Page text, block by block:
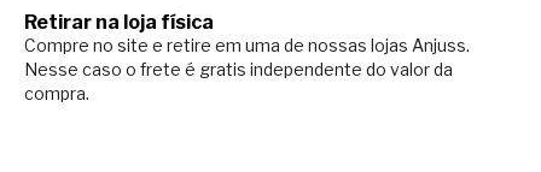
Retirar na loja física
Compre no site e retire em uma de nossas lojas Anjuss.
Nesse caso o frete é gratis independente do valor da
compra.